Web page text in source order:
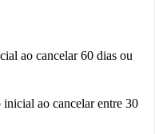
ao cancelar 60 dias ou
inicial ao cancelar entre 30